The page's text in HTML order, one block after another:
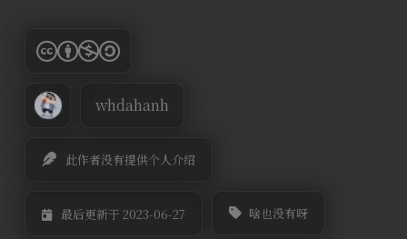
whdahanh
此作者没有提供个人介绍
最后更新于 2023-06-27 啥也没有呀